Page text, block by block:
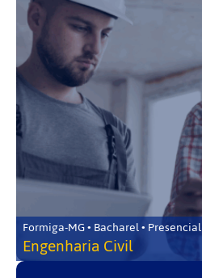
Formiga-MG • Bacharel • Presencial
Engenharia Civil